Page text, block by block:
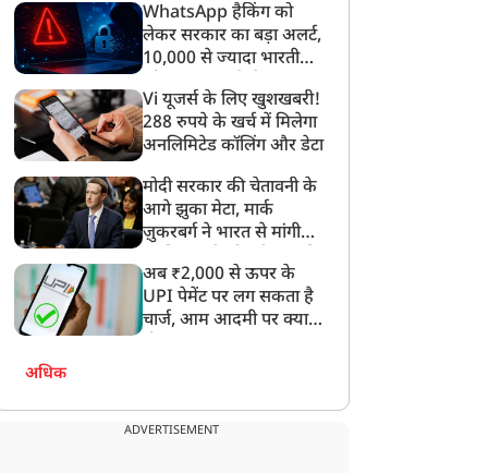
WhatsApp हैकिंग को
लेकर सरकार का बड़ा अलर्ट,
10,000 से ज्यादा भारतीयों
गया
Vi यूजर्स के लिए खुशखबरी!
288 रुपये के खर्च में मिलेगा
अनलिमिटेड कॉलिंग और डेटा
मोदी सरकार की चेतावनी के
आगे झुका मेटा, मार्क
ज़ुकरबर्ग ने भारत से मांगी
अब ₹2,000 से ऊपर के
UPI पेमेंट पर लग सकता है
चार्ज, आम आदमी पर क्या
अधिक
ADVERTISEMENT